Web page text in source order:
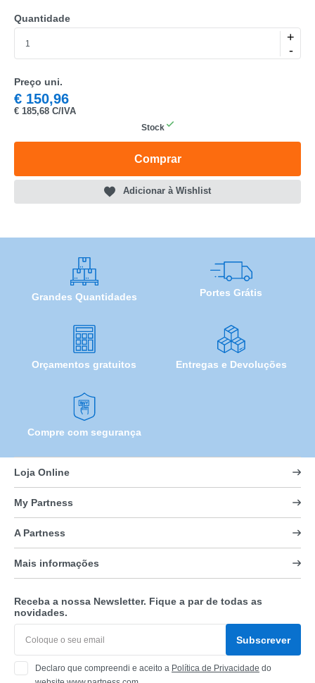
Quantidade
+
-
Preço uni.
€ 150,96
€ 185,68 C/IVA
Stock
Comprar
Adicionar à Wishlist
Grandes Quantidades Portes Grátis
Orçamentos gratuitos Entregas e Devoluções
Compre com segurança
Loja Online
My Partness
A Partness
Mais informações
Receba a nossa Newsletter. Fique a par de todas as
novidades.
Subscrever
Declaro que compreendi e aceito a Política de Privacidade do
CATEGORIA
NOME
MODELO